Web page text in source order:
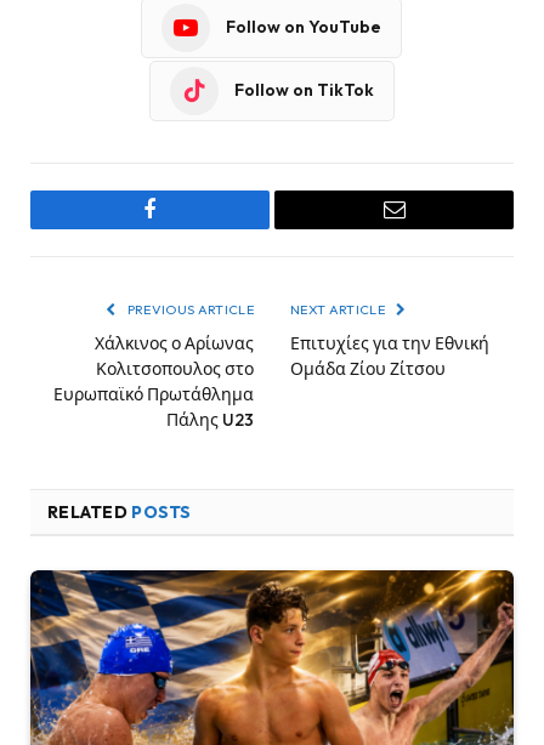
Follow on YouTube
Follow on TikTok
Facebook Email
PREVIOUS ARTICLE
Χάλκινος ο Αρίωνας
Κολιτσοπουλος στο
Ευρωπαϊκό Πρωτάθλημα
Πάλης U23
NEXT ARTICLE
Επιτυχίες για την Εθνική
Ομάδα Ζίου Ζίτσου
RELATED POSTS